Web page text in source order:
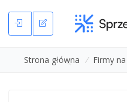
Strona główna / Firmy